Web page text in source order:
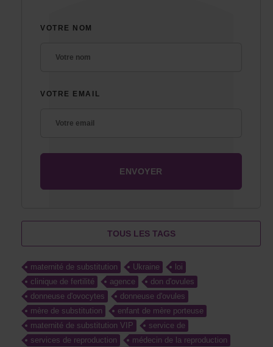
VOTRE NOM
VOTRE EMAIL
TOUS LES TAGS
maternité de substitution Ukraine
loi
clinique de fertilité
agence
don d'ovules
donneuse d'ovocytes
donneuse d'ovules
mère de substitution
enfant de mère porteuse
maternité de substitution VIP
service de
services de reproduction
médecin de la reproduction